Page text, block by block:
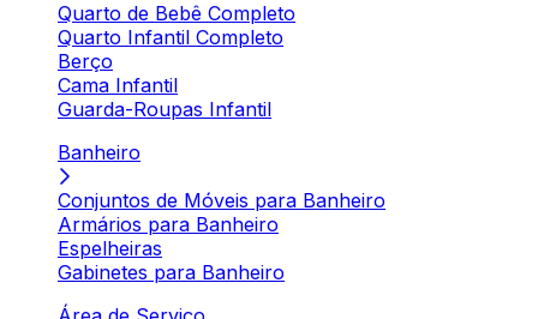
Quarto de Bebê Completo
Quarto Infantil Completo
Berço
Cama Infantil
Guarda-Roupas Infantil
Banheiro
Conjuntos de Móveis para Banheiro
Armários para Banheiro
Espelheiras
Gabinetes para Banheiro